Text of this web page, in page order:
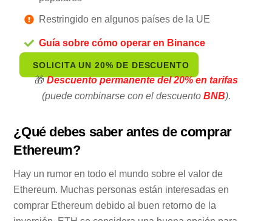
Restringido en algunos países de la UE
Guía sobre cómo operar en Binance
SOLICITA UN 20% DE DESCUENTO
🎁Descuento permanentedel 20% en tarifas
(puede combinarse con el descuento BNB).
¿Qué debes saber antes de comprar
Ethereum?
Hay un rumor en todo el mundo sobre el valor de
Ethereum. Muchas personas están interesadas en
comprar Ethereum debido al buen retorno de la